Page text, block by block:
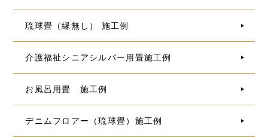
琉球畳（縁無し） 施工例
介護福祉シニアシルバー用畳施工例
お風呂用畳 施工例
デニムフロアー（琉球畳）施工例